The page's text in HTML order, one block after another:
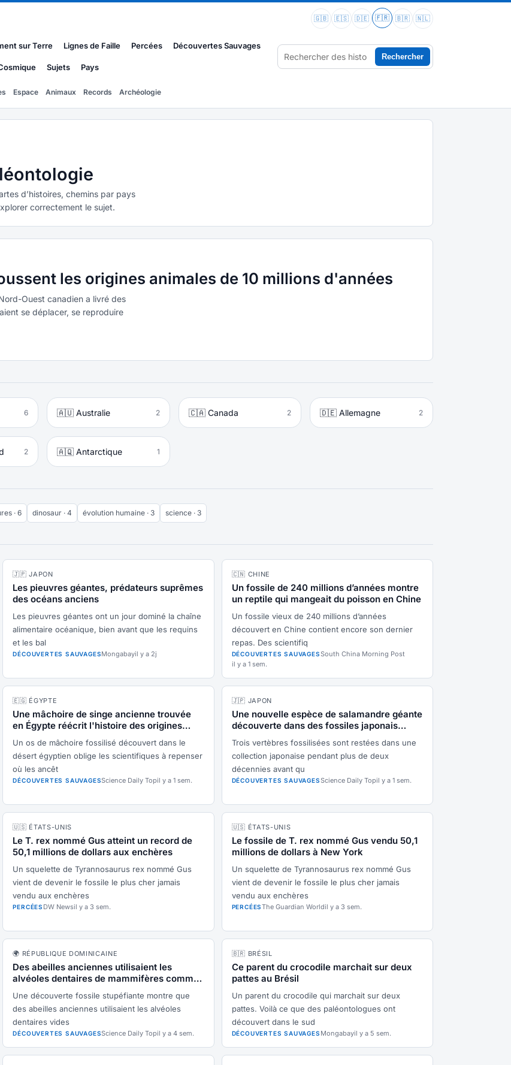
🇬🇧 🇪🇸 🇩🇪 🇫🇷 🇧🇷 🇳🇱
sur Terre Lignes de Faille Percées Découvertes Sauvages
Sujets Pays
Rechercher
Espace Animaux Records Archéologie
d’histoires, chemins par pays
correctement le sujet.
les origines animales de 10 millions d'années
Ouest canadien a livré des
se déplacer, se reproduire
6 🇦🇺 Australie 2 🇨🇦 Canada 2 🇩🇪 Allemagne 2
2 🇦🇶 Antarctique 1
· 6 dinosaur · 4 évolution humaine · 3 science · 3
🇯🇵 JAPON
Les pieuvres géantes, prédateurs suprêmes
des océans anciens
Les pieuvres géantes ont un jour dominé la chaîne
alimentaire océanique, bien avant que les requins
et les bal
DÉCOUVERTES SAUVAGESMongabayil y a 2j
🇨🇳 CHINE
Un fossile de 240 millions d’années montre
un reptile qui mangeait du poisson en Chine
Un fossile vieux de 240 millions d’années
découvert en Chine contient encore son dernier
repas. Des scientifiq
DÉCOUVERTES SAUVAGESSouth China Morning Post
il y a 1 sem.
🇪🇬 ÉGYPTE
Une mâchoire de singe ancienne trouvée
en Égypte réécrit l'histoire des origines
humaines
Un os de mâchoire fossilisé découvert dans le
désert égyptien oblige les scientifiques à repenser
où les ancêt
DÉCOUVERTES SAUVAGESScience Daily Topil y a 1 sem.
🇯🇵 JAPON
Une nouvelle espèce de salamandre géante
découverte dans des fossiles japonais
vieux de 3,5 millions d'années
Trois vertèbres fossilisées sont restées dans une
collection japonaise pendant plus de deux
décennies avant qu
DÉCOUVERTES SAUVAGESScience Daily Topil y a 1 sem.
🇺🇸 ÉTATS-UNIS
Le T. rex nommé Gus atteint un record de
50,1 millions de dollars aux enchères
Un squelette de Tyrannosaurus rex nommé Gus
vient de devenir le fossile le plus cher jamais
vendu aux enchères
PERCÉES DW Newsil y a 3 sem.
🇺🇸 ÉTATS-UNIS
Le fossile de T. rex nommé Gus vendu 50,1
millions de dollars à New York
Un squelette de Tyrannosaurus rex nommé Gus
vient de devenir le fossile le plus cher jamais
vendu aux enchères
PERCÉESThe Guardian Worldil y a 3 sem.
🌍 RÉPUBLIQUE DOMINICAINE
Des abeilles anciennes utilisaient les
alvéoles dentaires de mammifères comme
nurseries il y a 20 000 ans
Une découverte fossile stupéfiante montre que
des abeilles anciennes utilisaient les alvéoles
dentaires vides
DÉCOUVERTES SAUVAGESScience Daily Topil y a 4 sem.
🇧🇷 BRÉSIL
Ce parent du crocodile marchait sur deux
pattes au Brésil
Un parent du crocodile qui marchait sur deux
pattes. Voilà ce que des paléontologues ont
découvert dans le sud
DÉCOUVERTES SAUVAGES Mongabayil y a 5 sem.